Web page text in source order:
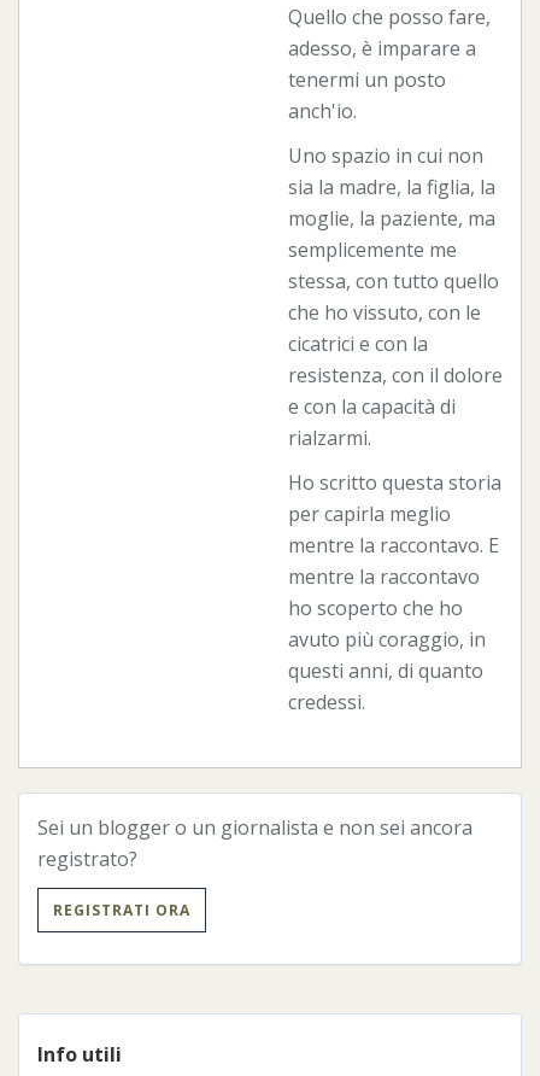
Quello che posso fare,
adesso, è imparare a
tenermi un posto
anch'io.
Uno spazio in cui non
sia la madre, la figlia, la
moglie, la paziente, ma
semplicemente me
stessa, con tutto quello
che ho vissuto, con le
cicatrici e con la
resistenza, con il dolore
e con la capacità di
rialzarmi.
Ho scritto questa storia
per capirla meglio
mentre la raccontavo. E
mentre la raccontavo
ho scoperto che ho
avuto più coraggio, in
questi anni, di quanto
credessi.
Sei un blogger o un giornalista e non sei ancora
registrato?
REGISTRATI ORA
Info utili